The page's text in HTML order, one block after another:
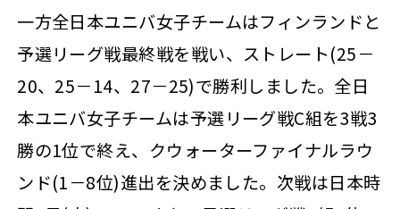
一方全日本ユニバ女子チームはフィンランドと
予選リーグ戦最終戦を戦い、ストレート(25－
20、25－14、27－25)で勝利しました。全日
本ユニバ女子チームは予選リーグ戦C組を3戦3
勝の1位で終え、クウォーターファイナルラウ
ンド(1－8位)進出を決めました。次戦は日本時